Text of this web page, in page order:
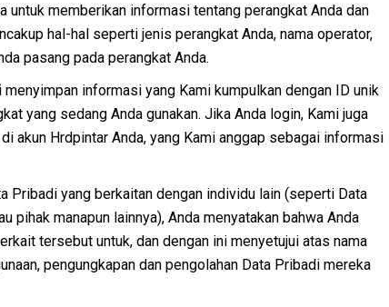
untuk memberikan informasi tentang perangkat Anda dan
hal-hal seperti jenis perangkat Anda, nama operator,
pasang pada perangkat Anda.
informasi yang Kami kumpulkan dengan ID unik
yang sedang Anda gunakan. Jika Anda login, Kami juga
akun Hrdpintar Anda, yang Kami anggap sebagai informasi
Pribadi yang berkaitan dengan individu lain (seperti Data
pihak manapun lainnya), Anda menyatakan bahwa Anda
tersebut untuk, dan dengan ini menyetujui atas nama
pengungkapan dan pengolahan Data Pribadi mereka